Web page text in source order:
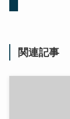
関連記事